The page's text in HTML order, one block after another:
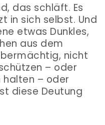
das schläft. Es
in sich selbst. Und
etwas Dunkles,
aus dem
nicht
– oder
halten – oder
diese Deutung